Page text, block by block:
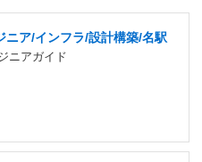
ニア/インフラ/設計構築/名駅
ニアガイド